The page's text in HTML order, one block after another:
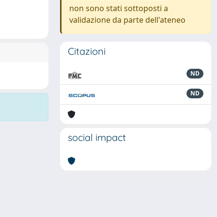
non sono stati sottoposti a
validazione da parte dell'ateneo
Citazioni
ND
ND
social impact